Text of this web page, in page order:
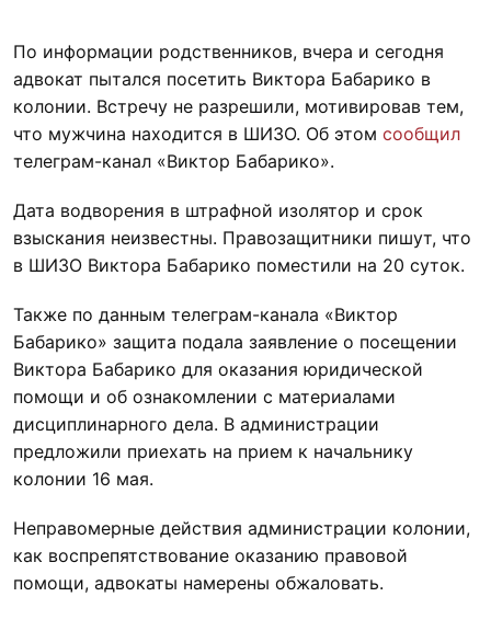
По информации родственников, вчера и сегодня
адвокат пытался посетить Виктора Бабарико в
колонии. Встречу не разрешили, мотивировав тем,
что мужчина находится в ШИЗО. Об этом сообщил
телеграм-канал «Виктор Бабарико».
Дата водворения в штрафной изолятор и срок
взыскания неизвестны. Правозащитники пишут, что
в ШИЗО Виктора Бабарико поместили на 20 суток.
Также по данным телеграм-канала «Виктор
Бабарико» защита подала заявление о посещении
Виктора Бабарико для оказания юридической
помощи и об ознакомлении с материалами
дисциплинарного дела. В администрации
предложили приехать на прием к начальнику
колонии 16 мая.
Неправомерные действия администрации колонии,
как воспрепятствование оказанию правовой
помощи, адвокаты намерены обжаловать.